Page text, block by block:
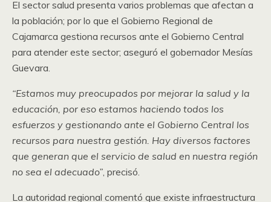
El sector salud presenta varios problemas que afectan a
la población; por lo que el Gobierno Regional de
Cajamarca gestiona recursos ante el Gobierno Central
para atender este sector; aseguró el gobernador Mesías
Guevara.
“Estamos muy preocupados por mejorar la salud y la
educación, por eso estamos haciendo todos los
esfuerzos y gestionando ante el Gobierno Central los
recursos para nuestra gestión. Hay diversos factores
que generan que el servicio de salud en nuestra región
no sea el adecuado”, precisó.
La autoridad regional comentó que existe infraestructura